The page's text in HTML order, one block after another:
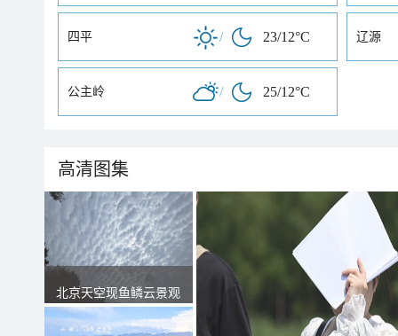
四平 / 23/12°C 辽源
公主岭 / 25/12°C
高清图集
北京天空现鱼鳞云景观